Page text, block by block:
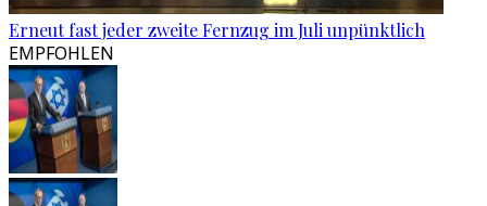
Erneut fast jeder zweite Fernzug im Juli unpünktlich
EMPFOHLEN